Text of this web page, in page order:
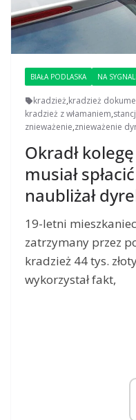
BIAŁA PODLASKA NA
kradzież,kradzież
kradzież z włamaniem,
znieważenie,znieważenie
Okradł
musiał
naubliżał
19-letni
zatrzymany przez
kradzież 44 tys.
wykorzystał fakt,